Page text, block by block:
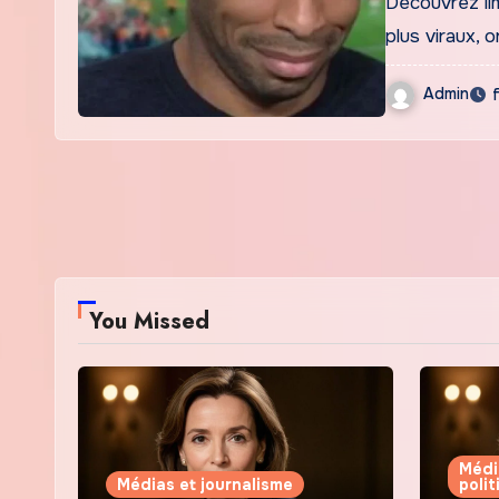
plus viraux,
Admin
You Missed
Médias et journalisme